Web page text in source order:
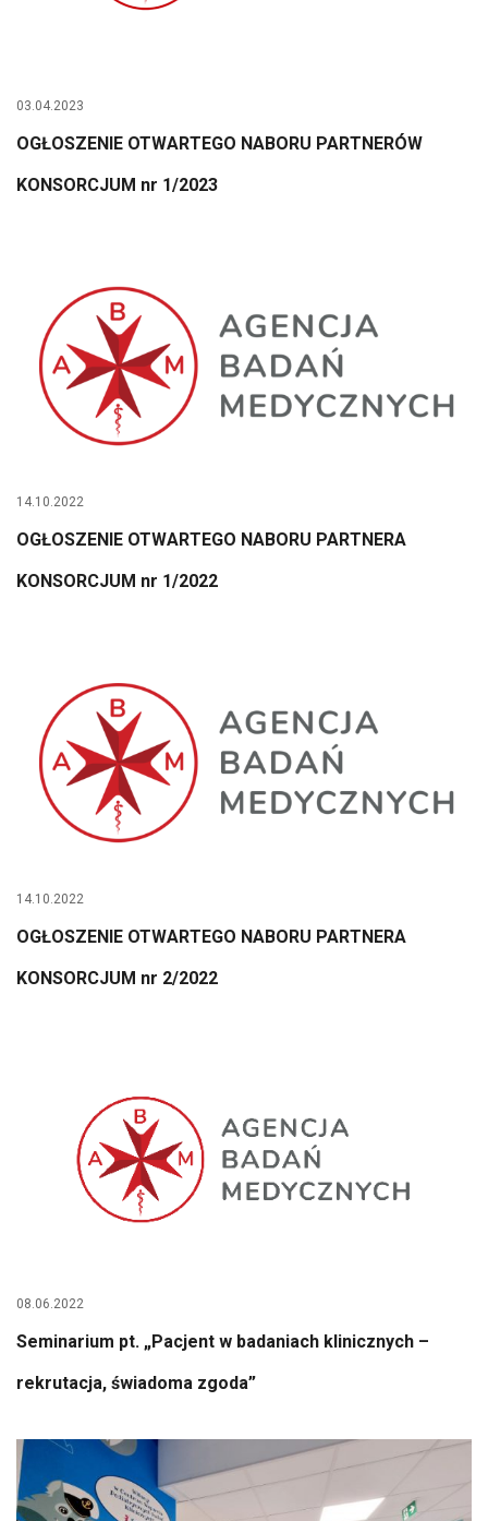
03.04.2023
OGŁOSZENIE OTWARTEGO NABORU PARTNERÓW
KONSORCJUM nr 1/2023
14.10.2022
OGŁOSZENIE OTWARTEGO NABORU PARTNERA
KONSORCJUM nr 1/2022
14.10.2022
OGŁOSZENIE OTWARTEGO NABORU PARTNERA
KONSORCJUM nr 2/2022
08.06.2022
Seminarium pt. „Pacjent w badaniach klinicznych –
rekrutacja, świadoma zgoda”